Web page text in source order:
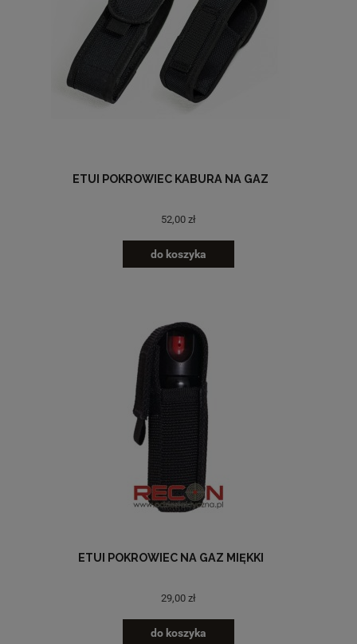
ETUI POKROWIEC KABURA NA GAZ
52,00 zł
do koszyka
ETUI POKROWIEC NA GAZ MIĘKKI
29,00 zł
do koszyka